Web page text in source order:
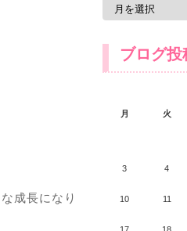
成長になり
ブログ
月 火
3 4
10 11